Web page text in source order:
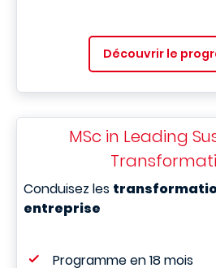
Découvrir le
MSc in Leading
Conduisez les
entreprise
Programme en 18 mois